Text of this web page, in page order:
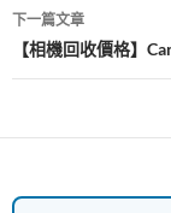
覽
下一篇文章
【相機回收價格】